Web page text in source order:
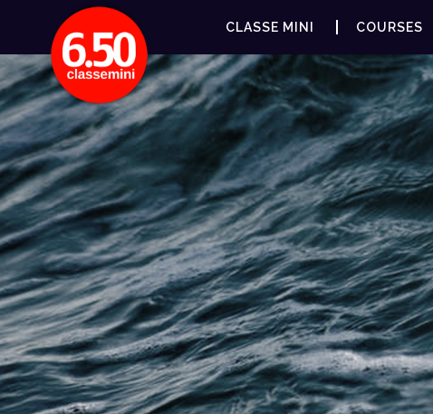
CLASSE MINI COURSES